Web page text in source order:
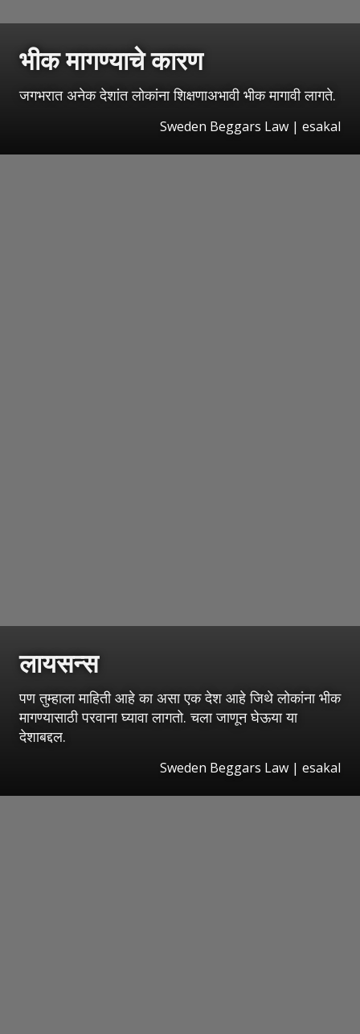
भीक मागण्याचे कारण
जगभरात अनेक देशांत लोकांना शिक्षणाअभावी भीक मागावी लागते.
Sweden Beggars Law | esakal
लायसन्स
पण तुम्हाला माहिती आहे का असा एक देश आहे जिथे लोकांना भीक
मागण्यासाठी परवाना घ्यावा लागतो. चला जाणून घेऊया या
देशाबद्दल.
Sweden Beggars Law | esakal